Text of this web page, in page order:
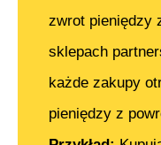
zwrot pieniędzy
sklepach
każde zakupy
pieniędzy z